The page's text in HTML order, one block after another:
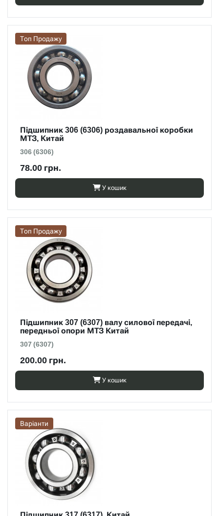
Топ Продажу
Підшипник 306 (6306) роздавальної коробки
МТЗ, Китай
306 (6306)
78.00 грн.
У кошик
Топ Продажу
Підшипник 307 (6307) валу силової передачі,
передньої опори МТЗ Китай
307 (6307)
200.00 грн.
У кошик
Варіанти